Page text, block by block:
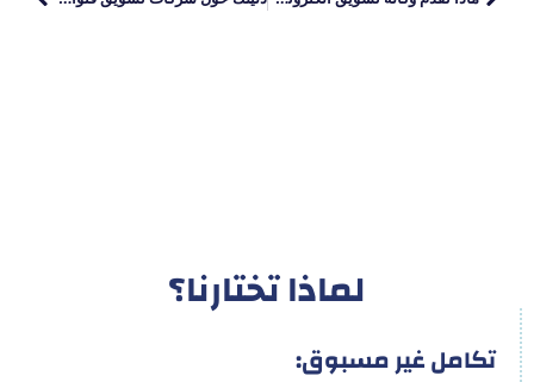
لماذا تختارنا؟
تكامل غير مسبوق: